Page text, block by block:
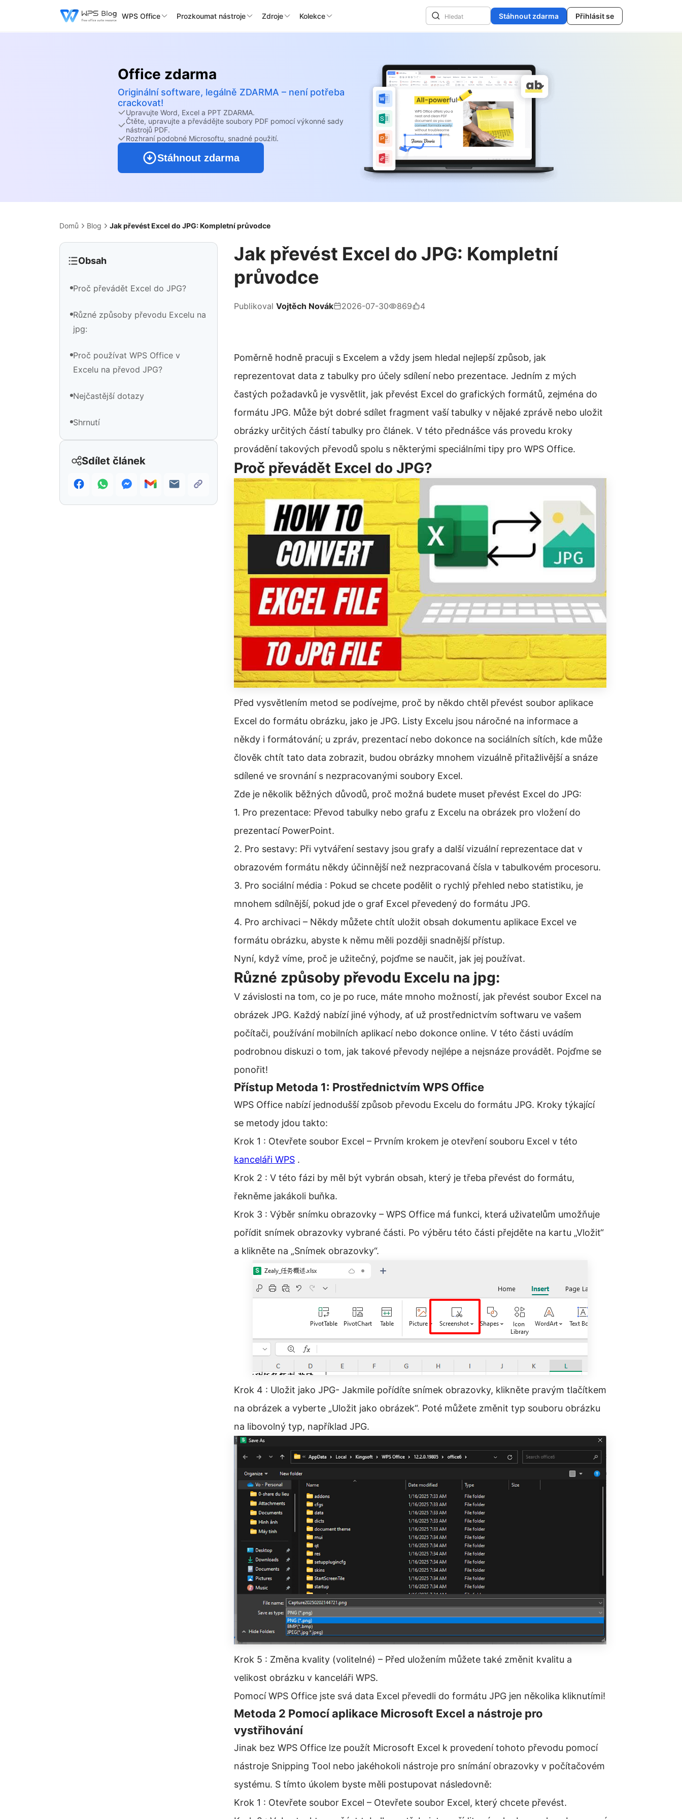
WPS Office Prozkoumat nástroje Zdroje Kolekce Stáhnout zdarma Přihlásit se
Office zdarma
Originální software, legálně ZDARMA – není potřeba
crackovat!
Upravujte Word, Excel a PPT ZDARMA.
Čtěte, upravujte a převádějte soubory PDF pomocí výkonné sady
nástrojů PDF.
Rozhraní podobné Microsoftu, snadné použití.
Stáhnout zdarma
Domů Blog Jak převést Excel do JPG: Kompletní průvodce
Obsah
Proč převádět Excel do JPG?
Různé způsoby převodu Excelu na
jpg:
Proč používat WPS Office v
Excelu na převod JPG?
Nejčastější dotazy
Shrnutí
Sdílet článek
Jak převést Excel do JPG: Kompletní
průvodce
Publikoval Vojtěch Novák 2026-07-30 869 4
Poměrně hodně pracuji s Excelem a vždy jsem hledal nejlepší způsob, jak
reprezentovat data z tabulky pro účely sdílení nebo prezentace. Jedním z mých
častých požadavků je vysvětlit, jak převést Excel do grafických formátů, zejména do
formátu JPG. Může být dobré sdílet fragment vaší tabulky v nějaké zprávě nebo uložit
obrázky určitých částí tabulky pro článek. V této přednášce vás provedu kroky
provádění takových převodů spolu s některými speciálními tipy pro WPS Office.
Proč převádět Excel do JPG?
Před vysvětlením metod se podívejme, proč by někdo chtěl převést soubor aplikace
Excel do formátu obrázku, jako je JPG. Listy Excelu jsou náročné na informace a
někdy i formátování; u zpráv, prezentací nebo dokonce na sociálních sítích, kde může
člověk chtít tato data zobrazit, budou obrázky mnohem vizuálně přitažlivější a snáze
sdílené ve srovnání s nezpracovanými soubory Excel.
Zde je několik běžných důvodů, proč možná budete muset převést Excel do JPG:
1. Pro prezentace: Převod tabulky nebo grafu z Excelu na obrázek pro vložení do
prezentací PowerPoint.
2. Pro sestavy: Při vytváření sestavy jsou grafy a další vizuální reprezentace dat v
obrazovém formátu někdy účinnější než nezpracovaná čísla v tabulkovém procesoru.
3. Pro sociální média : Pokud se chcete podělit o rychlý přehled nebo statistiku, je
mnohem sdílnější, pokud jde o graf Excel převedený do formátu JPG.
4. Pro archivaci – Někdy můžete chtít uložit obsah dokumentu aplikace Excel ve
formátu obrázku, abyste k němu měli později snadnější přístup.
Nyní, když víme, proč je užitečný, pojďme se naučit, jak jej používat.
Různé způsoby převodu Excelu na jpg:
V závislosti na tom, co je po ruce, máte mnoho možností, jak převést soubor Excel na
obrázek JPG. Každý nabízí jiné výhody, ať už prostřednictvím softwaru ve vašem
počítači, používání mobilních aplikací nebo dokonce online. V této části uvádím
podrobnou diskuzi o tom, jak takové převody nejlépe a nejsnáze provádět. Pojďme se
ponořit!
Přístup Metoda 1: Prostřednictvím WPS Office
WPS Office nabízí jednodušší způsob převodu Excelu do formátu JPG. Kroky týkající
se metody jdou takto:
Krok 1 : Otevřete soubor Excel – Prvním krokem je otevření souboru Excel v této
kanceláři WPS .
Krok 2 : V této fázi by měl být vybrán obsah, který je třeba převést do formátu,
řekněme jakákoli buňka.
Krok 3 : Výběr snímku obrazovky – WPS Office má funkci, která uživatelům umožňuje
pořídit snímek obrazovky vybrané části. Po výběru této části přejděte na kartu „Vložit“
a klikněte na „Snímek obrazovky“.
Krok 4 : Uložit jako JPG- Jakmile pořídíte snímek obrazovky, klikněte pravým tlačítkem
na obrázek a vyberte „Uložit jako obrázek“. Poté můžete změnit typ souboru obrázku
na libovolný typ, například JPG.
Krok 5 : Změna kvality (volitelné) – Před uložením můžete také změnit kvalitu a
velikost obrázku v kanceláři WPS.
Pomocí WPS Office jste svá data Excel převedli do formátu JPG jen několika kliknutími!
Metoda 2 Pomocí aplikace Microsoft Excel a nástroje pro
vystřihování
Jinak bez WPS Office lze použít Microsoft Excel k provedení tohoto převodu pomocí
nástroje Snipping Tool nebo jakéhokoli nástroje pro snímání obrazovky v počítačovém
systému. S tímto úkolem byste měli postupovat následovně:
Krok 1 : Otevřete soubor Excel – Otevřete soubor Excel, který chcete převést.